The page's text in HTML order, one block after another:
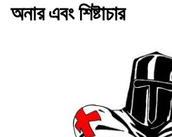
অনার এবং শিষ্টাচার